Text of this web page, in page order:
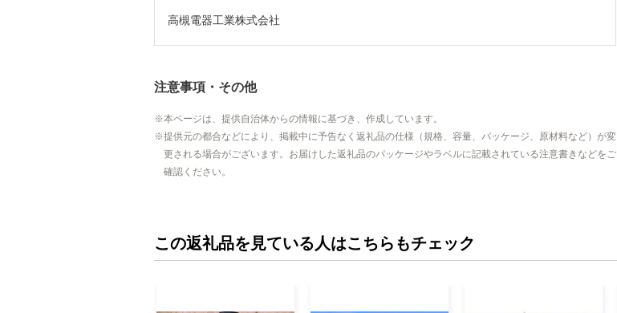
高槻電器工業株式会社
注意事項・その他
本ページは、提供自治体からの情報に基づき、作成しています。
提供元の都合などにより、掲載中に予告なく返礼品の仕様（規格、容量、パッケージ、原材料など）が変
更される場合がございます。お届けした返礼品のパッケージやラベルに記載されている注意書きなどをご
確認ください。
この返礼品を見ている人はこちらもチェック